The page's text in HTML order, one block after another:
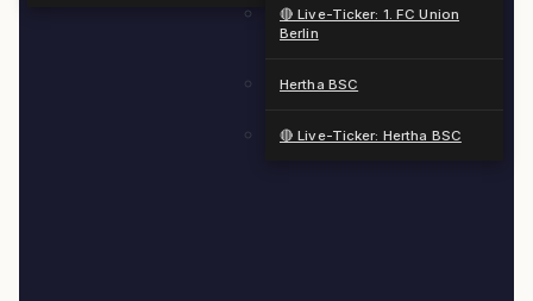
🔴 Live-Ticker: 1. FC Union
Berlin
Hertha BSC
🔴 Live-Ticker: Hertha BSC